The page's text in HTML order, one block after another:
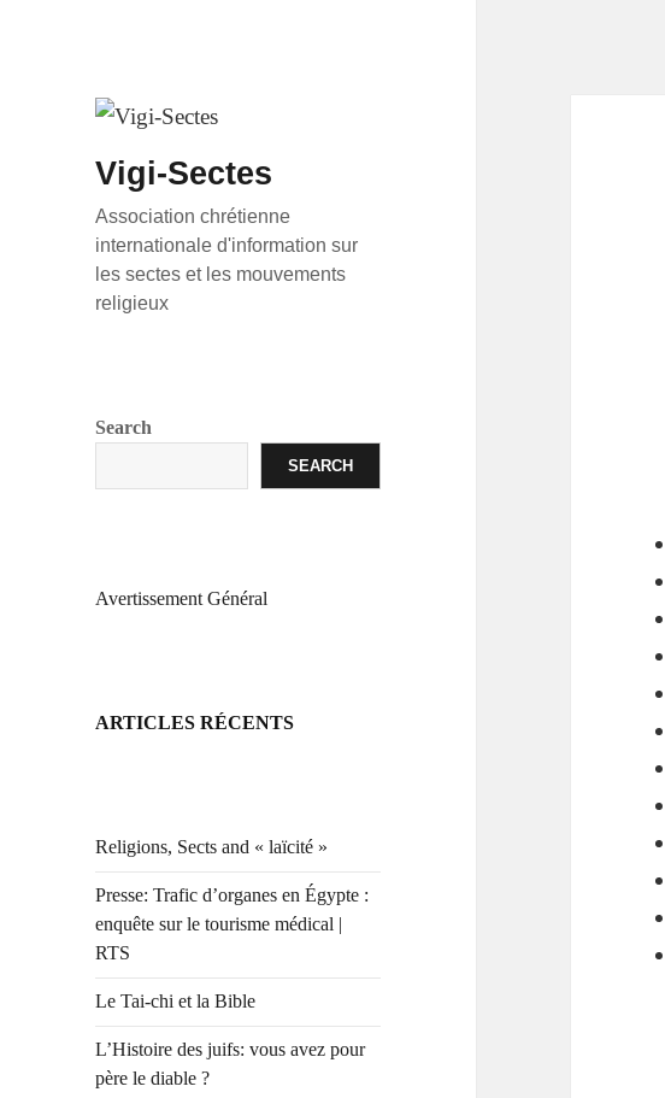
Vigi-Sectes
Association chrétienne
internationale d'information sur
les sectes et les mouvements
religieux
Search
SEARCH
Avertissement Général
ARTICLES RÉCENTS
Religions, Sects and « laïcité »
Presse: Trafic d’organes en Égypte :
enquête sur le tourisme médical |
RTS
Le Tai-chi et la Bible
L’Histoire des juifs: vous avez pour
père le diable ?